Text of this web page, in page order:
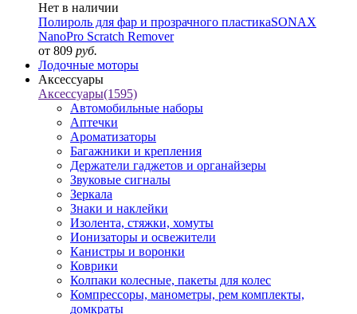
Нет в наличии
Полироль для фар и прозрачного пластикаSONAX
NanoPro Scratch Remover
от 809 руб.
Лодочные моторы
Аксессуары
Аксессуары(1595)
Автомобильные наборы
Аптечки
Ароматизаторы
Багажники и крепления
Держатели гаджетов и органайзеры
Звуковые сигналы
Зеркала
Знаки и наклейки
Изолента, стяжки, хомуты
Ионизаторы и освежители
Канистры и воронки
Коврики
Колпаки колесные, пакеты для колес
Компрессоры, манометры, рем комплекты,
домкраты